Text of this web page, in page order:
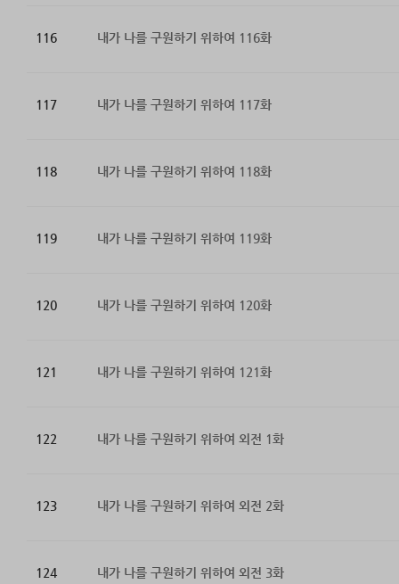
116 내가 나를 구원하기 위하여 116화
117 내가 나를 구원하기 위하여 117화
118 내가 나를 구원하기 위하여 118화
119 내가 나를 구원하기 위하여 119화
120 내가 나를 구원하기 위하여 120화
121 내가 나를 구원하기 위하여 121화
122 내가 나를 구원하기 위하여 외전 1화
123 내가 나를 구원하기 위하여 외전 2화
124 내가 나를 구원하기 위하여 외전 3화